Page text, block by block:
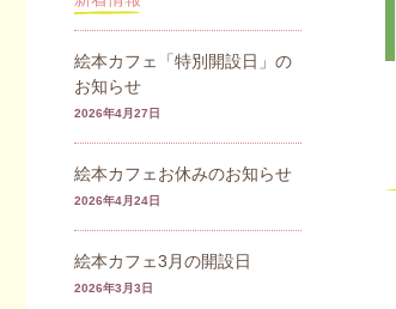
絵本カフェ「特別開設日」の
お知らせ
2026年4月27日
絵本カフェお休みのお知らせ
2026年4月24日
絵本カフェ3月の開設日
2026年3月3日